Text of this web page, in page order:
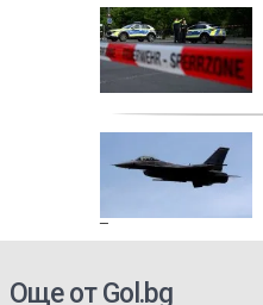
Тръмп
Още от Gol.bg